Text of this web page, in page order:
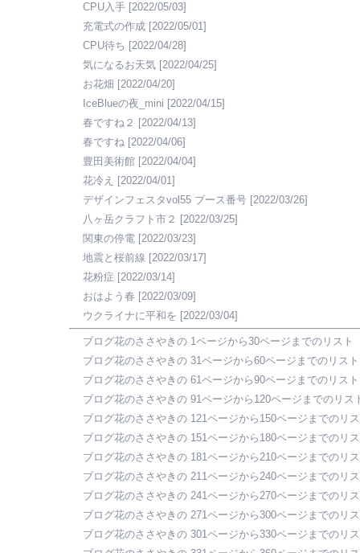
CPU入手 [2022/05/03]
充電式の作成 [2022/05/01]
CPU待ち [2022/04/28]
気になるお天気 [2022/04/25]
お花畑 [2022/04/20]
IceBlueの夜_mini [2022/04/15]
春ですね２ [2022/04/13]
春ですね [2022/04/06]
豊田美術館 [2022/04/04]
花冷え
[2022/04/01]
デザインフェスタvol55 ブース番号 [2022/03/26]
八ヶ岳クラフト市２ [2022/03/25]
関東の停電 [2022/03/23]
地震と桜前線 [2022/03/17]
花粉症 [2022/03/14]
おはよう春 [2022/03/09]
ウクライナに平和を [2022/03/04]
ブログ花のささやきの 1ページから30ページまでのリスト
ブログ花のささやきの 31ページから60ページまでのリスト
ブログ花のささやきの 61ページから90ページまでのリスト
ブログ花のささやきの 91ページから120ページまでのリス
ブログ花のささやきの 121ページから150ページまでのリ
ブログ花のささやきの 151ページから180ページまでのリ
ブログ花のささやきの 181ページから210ページまでのリ
ブログ花のささやきの 211ページから240ページまでのリ
ブログ花のささやきの 241ページから270ページまでのリ
ブログ花のささやきの 271ページから300ページまでのリ
ブログ花のささやきの 301ページから330ページまでのリ